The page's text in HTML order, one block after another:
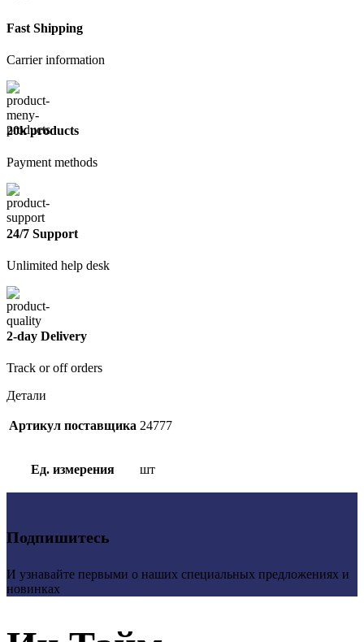
Fast Shipping
Carrier information
20k products
Payment methods
24/7 Support
Unlimited help desk
2-day Delivery
Track or off orders
Детали
Артикул поставщика 24777
Ед. измерения шт
Подпишитесь
И узнавайте первыми о наших специальных предложениях и
новинках